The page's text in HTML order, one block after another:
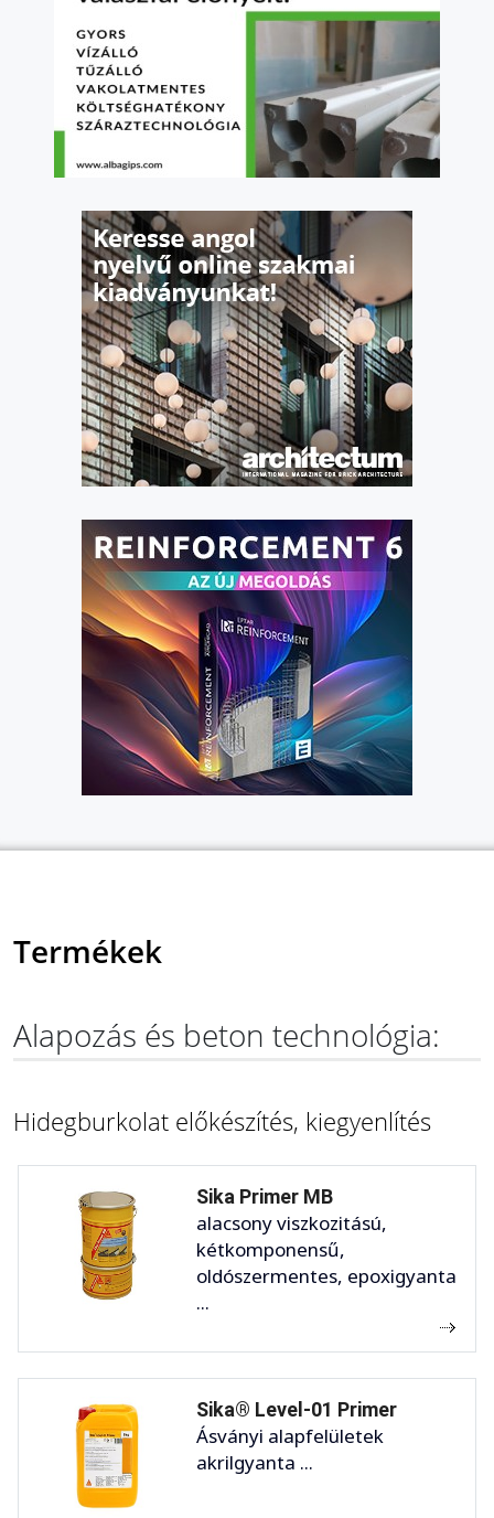
Termékek
Alapozás és beton technológia:
Hidegburkolat előkészítés, kiegyenlítés
Sika Primer MB
alacsony viszkozitású,
kétkomponensű,
oldószermentes, epoxigyanta
...
Sika® Level-01 Primer
Ásványi alapfelületek
akrilgyanta ...